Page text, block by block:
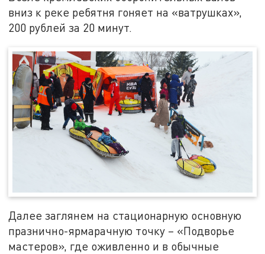
вниз к реке ребятня гоняет на «ватрушках»,
200 рублей за 20 минут.
Далее заглянем на стационарную основную
празнично-ярмарачную точку – «Подворье
мастеров», где оживленно и в обычные